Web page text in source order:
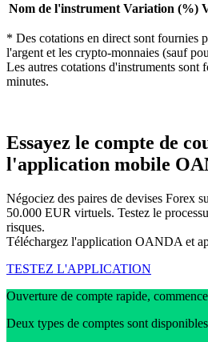
Nom de l'instrument Variation (%)
* Des cotations en direct sont fournies
l'argent et les crypto-monnaies (sauf
Les autres cotations d'instruments sont
minutes.
Essayez le compte de
l'application mobile
Négociez des paires de devises Forex
50.000 EUR virtuels. Testez le
risques.
Téléchargez l'application OANDA et
TESTEZ L'APPLICATION
Ouverture de compte rapide,
Deux types de comptes sont